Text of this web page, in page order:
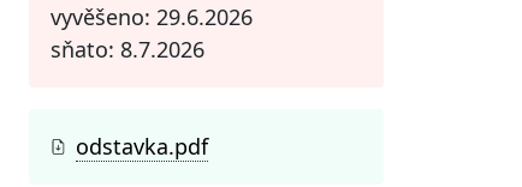
vyvěšeno: 29.6.2026
sňato: 8.7.2026
odstavka.pdf